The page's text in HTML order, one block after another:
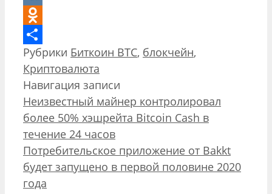
VK
Odnoklassniki
Отправить
Рубрики Биткоин BTC, блокчейн,
Криптовалюта
Навигация записи
Неизвестный майнер контролировал
более 50% хэшрейта Bitcoin Cash в
течение 24 часов
Потребительское приложение от Bakkt
будет запущено в первой половине 2020
года